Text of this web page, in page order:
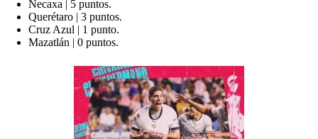
Necaxa | 5 puntos.
Querétaro | 3 puntos.
Cruz Azul | 1 punto.
Mazatlán | 0 puntos.